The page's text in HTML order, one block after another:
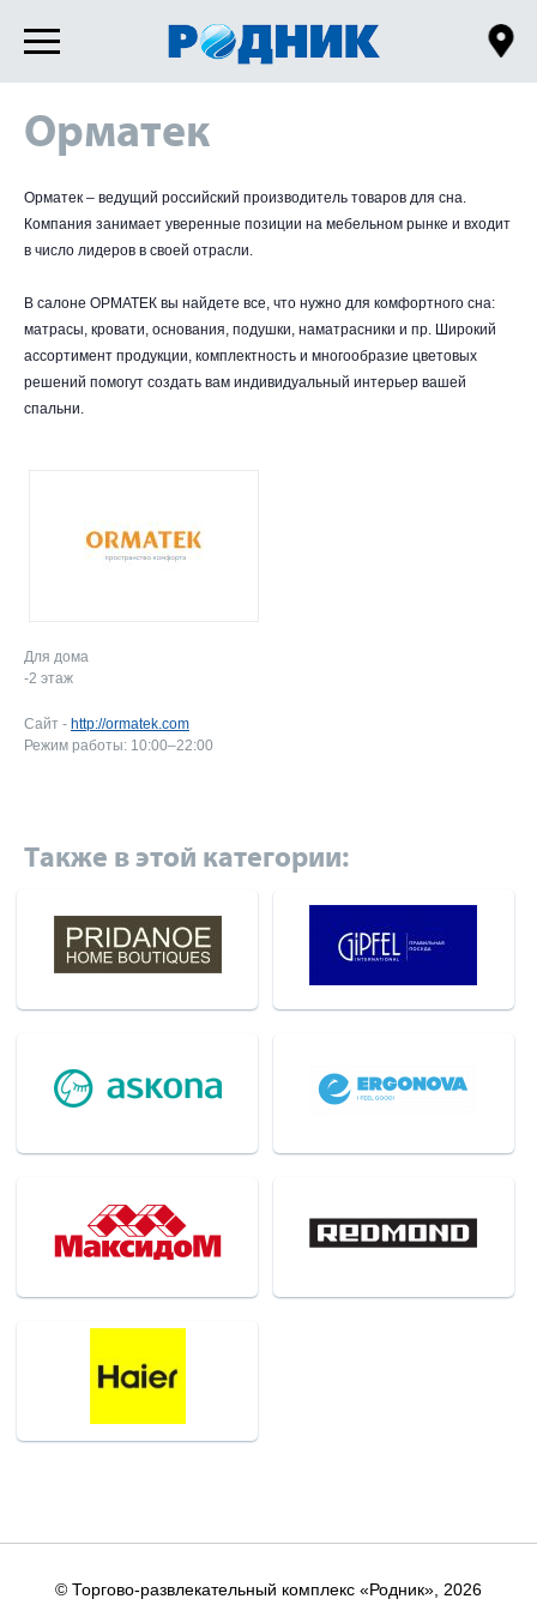
Орматек
Орматек – ведущий российский производитель товаров для сна.
Компания занимает уверенные позиции на мебельном рынке и входит
в число лидеров в своей отрасли.
В салоне ОРМАТЕК вы найдете все, что нужно для комфортного сна:
матрасы, кровати, основания, подушки, наматрасники и пр. Широкий
ассортимент продукции, комплектность и многообразие цветовых
решений помогут создать вам индивидуальный интерьер вашей
спальни.
Для дома
-2 этаж
Сайт - http://ormatek.com
Режим работы: 10:00–22:00
Также в этой категории:
© Торгово-развлекательный комплекс «Родник», 2026